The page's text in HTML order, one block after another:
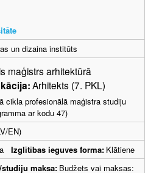
un dizaina institūts
maģistrs arhitektūrā
Arhitekts (7. PKL)
cikla profesionālā maģistra studiju
ar kodu 47)
EN)
Izglītības ieguves forma: Klātiene
maksa: Budžets vai maksas: